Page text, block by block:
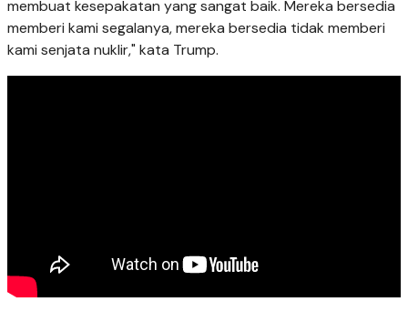
membuat kesepakatan yang sangat baik. Mereka bersedia
memberi kami segalanya, mereka bersedia tidak memberi
kami senjata nuklir," kata Trump.